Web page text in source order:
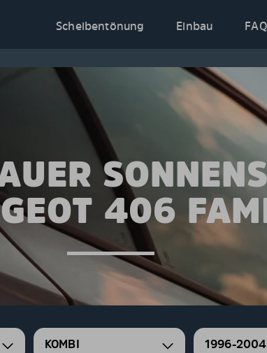
Scheibentönung
Einbau FAQ
406
KOMBI 1996-2004